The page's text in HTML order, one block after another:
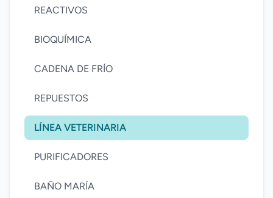
REACTIVOS
BIOQUÍMICA
CADENA DE FRÍO
REPUESTOS
LÍNEA VETERINARIA
PURIFICADORES
BAÑO MARÍA